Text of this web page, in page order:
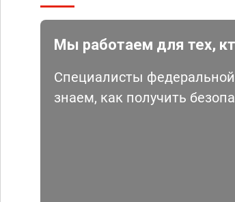
Мы работаем для тех,
Специалисты
знаем, как получить